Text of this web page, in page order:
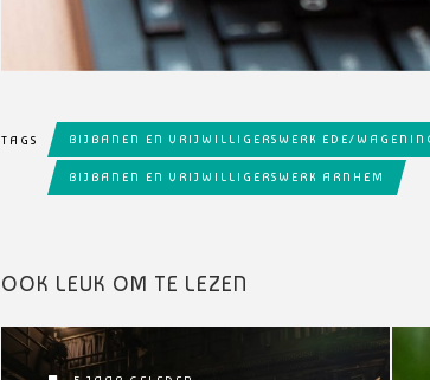
TAGS BIJBANEN EN VRIJWILLIGERSWERK EDE/
BIJBANEN EN VRIJWILLIGERSWERK ARNHEM
OOK LEUK OM TE LEZEN